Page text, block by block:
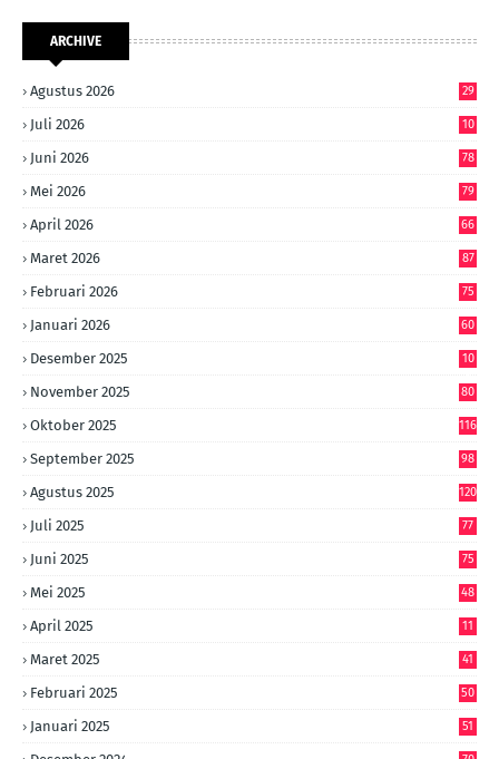
ARCHIVE
Agustus 2026 29
Juli 2026
10
Juni 2026 78
Mei 2026 79
April 2026 66
Maret 2026 87
Februari 2026 75
Januari 2026 60
Desember 2025
10
November 2025 80
Oktober 2025 116
September 2025 98
Agustus 2025 120
Juli 2025 77
Juni 2025 75
Mei 2025 48
April 2025 11
Maret 2025 41
Februari 2025 50
Januari 2025 51